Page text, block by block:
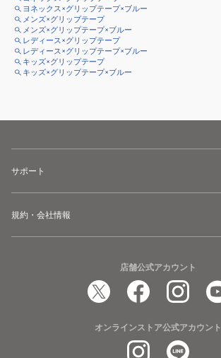
ヨネックス×グリップテープ×ブルー
メンズ×グリップテープ
メンズ×グリップテープ×ブルー
レディース×グリップテープ
レディース×グリップテープ×ブルー
キッズ×グリップテープ
キッズ×グリップテープ×ブルー
サポート
規約・会社情報
店舗公式アカウント
オンラインストア公式アカウント